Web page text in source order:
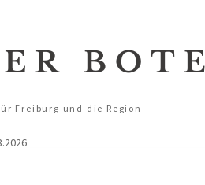
Freiburg und die Region